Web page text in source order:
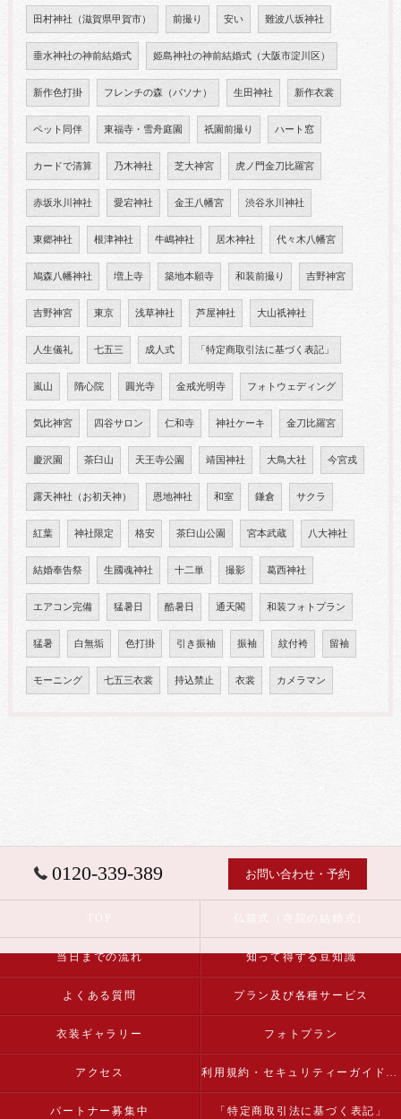
田村神社（滋賀県甲賀市） 前撮り 安い 難波八坂神社
垂水神社の神前結婚式 姫島神社の神前結婚式（大阪市淀川区）
新作色打掛 フレンチの森（パソナ） 生田神社 新作衣裳
ペット同伴 東福寺・雪舟庭園 祇園前撮り ハート窓
カードで清算 乃木神社 芝大神宮 虎ノ門金刀比羅宮
赤坂氷川神社 愛宕神社 金王八幡宮 渋谷氷川神社
東郷神社 根津神社 牛嶋神社 居木神社 代々木八幡宮
鳩森八幡神社 増上寺 築地本願寺 和装前撮り 吉野神宮
吉野神宮 東京 浅草神社 芦屋神社 大山祇神社
人生儀礼 七五三 成人式 「特定商取引法に基づく表記」
嵐山 隋心院 圓光寺 金戒光明寺 フォトウェディング
気比神宮 四谷サロン 仁和寺 神社ケーキ 金刀比羅宮
慶沢園 茶臼山 天王寺公園 靖国神社 大鳥大社 今宮戎
露天神社（お初天神） 恩地神社 和室 鎌倉 サクラ
紅葉 神社限定 格安 茶臼山公園 宮本武蔵 八大神社
結婚奉告祭 生國魂神社 十二単 撮影 葛西神社
エアコン完備 猛暑日 酷暑日 通天閣 和装フォトプラン
猛暑 白無垢 色打掛 引き振袖 振袖 紋付袴 留袖
モーニング 七五三衣裳 持込禁止 衣裳 カメラマン
0120-339-389 お問い合わせ・予約
当日までの流れ 知って得する豆知識
よくある質問 プラン及び各種サービス
衣装ギャラリー フォトプラン
アクセス 利用規約・セキュリティーガイドライン
パートナー募集中 「特定商取引法に基づく表記」